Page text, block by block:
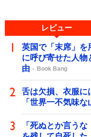
レビュー
英国で「末席」を
に呼び寄せた人
由
Book Bang
舌は欠損、衣服
「世界一不気味
「死ぬとか言う